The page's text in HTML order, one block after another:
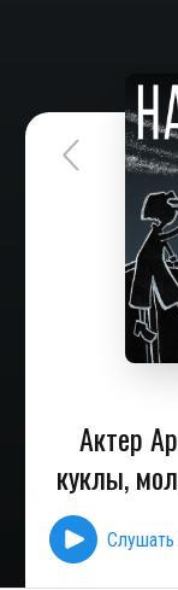
Актер
куклы,
Слушать